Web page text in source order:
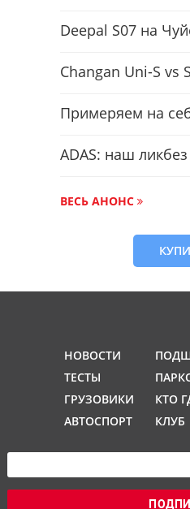
Deepal S07 на
Changan Uni-S vs
Примеряем на
ADAS: наш ликбез
ВЕСЬ АНОНС
НОВОСТИ
ТЕСТЫ
ГРУЗОВИКИ
АВТОСПОРТ
КТО
КЛУБ